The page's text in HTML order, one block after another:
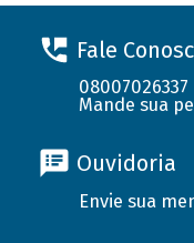
Fale
08007026337
Mande sua
Ouvidoria
Envie sua